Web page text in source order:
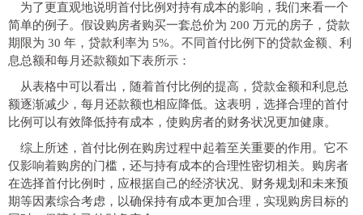
为了更直观地说明首付比例对持有成本的影响，我们来看一个
简单的例子。假设购房者购买一套总价为 200 万元的房子，贷款
期限为 30 年，贷款利率为 5%。不同首付比例下的贷款金额、利
息总额和每月还款额如下表所示：
从表格中可以看出，随着首付比例的提高，贷款金额和利息总
额逐渐减少，每月还款额也相应降低。这表明，选择合理的首付
比例可以有效降低持有成本，使购房者的财务状况更加健康。
综上所述，首付比例在购房过程中起着至关重要的作用。它不
仅影响着购房的门槛，还与持有成本的合理性密切相关。购房者
在选择首付比例时，应根据自己的经济状况、财务规划和未来预
期等因素综合考虑，以确保持有成本更加合理，实现购房目标的